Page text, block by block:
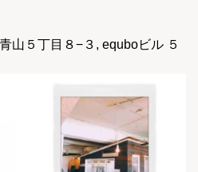
山５丁目８−３, equboビル ５